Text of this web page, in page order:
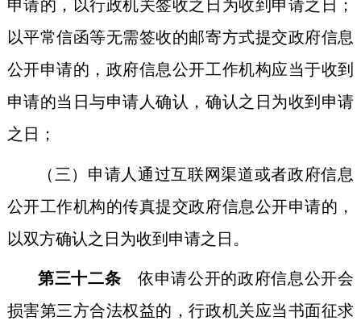
申请的，以行政机关签收之日为收到申请之日；
以平常信函等无需签收的邮寄方式提交政府信息
公开申请的，政府信息公开工作机构应当于收到
申请的当日与申请人确认，确认之日为收到申请
之日；
（三）申请人通过互联网渠道或者政府信息
公开工作机构的传真提交政府信息公开申请的，
以双方确认之日为收到申请之日。
第三十二条 依申请公开的政府信息公开会
损害第三方合法权益的，行政机关应当书面征求